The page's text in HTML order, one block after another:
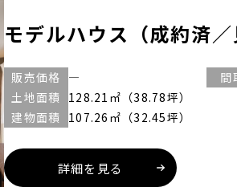
モデルハウス（成約済
販売価格 ―
間
土地面積 128.21㎡（38.78坪）
建物面積 107.26㎡（32.45坪）
詳細を見る